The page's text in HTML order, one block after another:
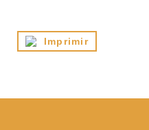
Imprimir